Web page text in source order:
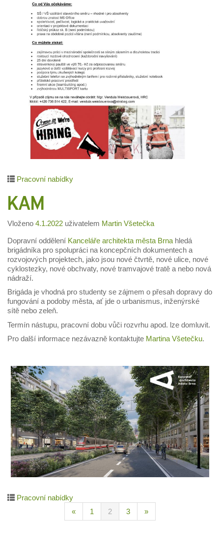
Pracovní nabídky
KAM
Vloženo 4.1.2022 uživatelem Martin Všetečka
Dopravní oddělení Kanceláře architekta města Brna hledá
brigádníka pro spolupráci na koncepčních dokumentech a
rozvojových projektech, jako jsou nové čtvrtě, nové ulice, nové
cyklostezky, nové obchvaty, nové tramvajové tratě a nebo nová
nádraží.
Brigáda je vhodná pro studenty se zájmem o přesah dopravy do
fungování a podoby města, ať jde o urbanismus, inženýrské
sítě nebo zeleň.
Termín nástupu, pracovní dobu vůči rozvrhu apod. lze domluvit.
Pro další informace nezávazně kontaktujte Martina Všetečku.
Pracovní nabídky
«
1 2 3 »